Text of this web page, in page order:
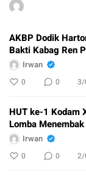
AKBP Dodik
Bakti Kabag Ren
Irwan
0 0 3/
HUT ke-1 Kodam
Lomba
Irwan
0 0 2/